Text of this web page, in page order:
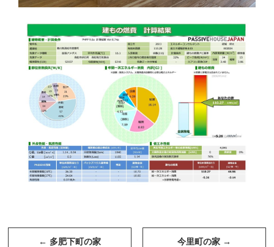
← 多肥下町の家 今里町の家 →